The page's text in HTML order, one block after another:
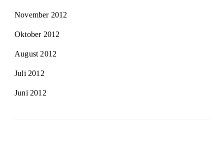
November 2012
Oktober 2012
August 2012
Juli 2012
Juni 2012